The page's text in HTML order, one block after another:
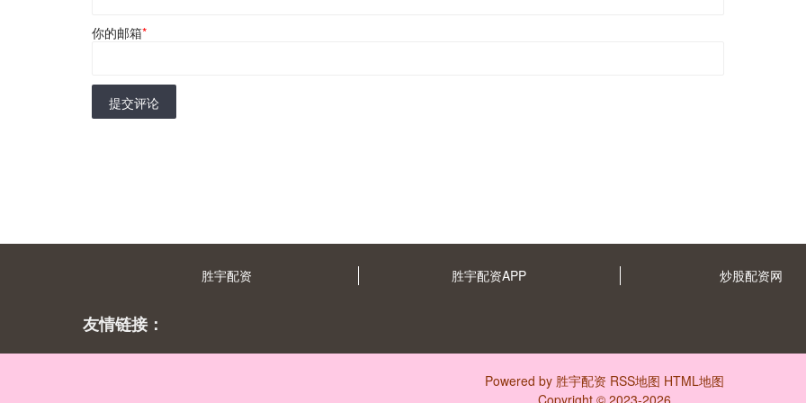
你的邮箱*
提交评论
胜宇配资 胜宇配资APP 炒股配资网
友情链接：
Powered by 胜宇配资 RSS地图 HTML地图
Copyright © 2023-2026